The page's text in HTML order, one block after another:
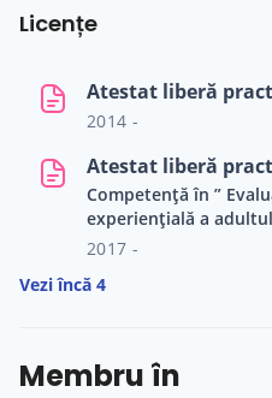
Licențe
Atestat liberă
2014 -
Competență în ” Evaluarea și consilierea
experiențială a
familiei ”
2017 -
Vezi încă 4
Membru în